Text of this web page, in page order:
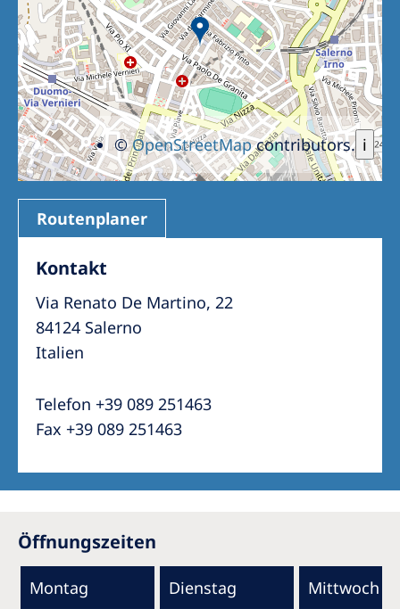
i
©OpenStreetMapcontributors.
Routenplaner
Kontakt
Via Renato De Martino, 22
84124 Salerno
Italien
Telefon +39 089 251463
Fax +39 089 251463
Öffnungszeiten
Montag Dienstag Mittwoch